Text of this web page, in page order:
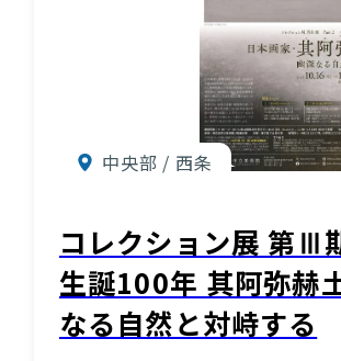
中央部 / 西条
コレクション展 第Ⅲ
生誕100年 其阿弥赫
なる自然と対峙する